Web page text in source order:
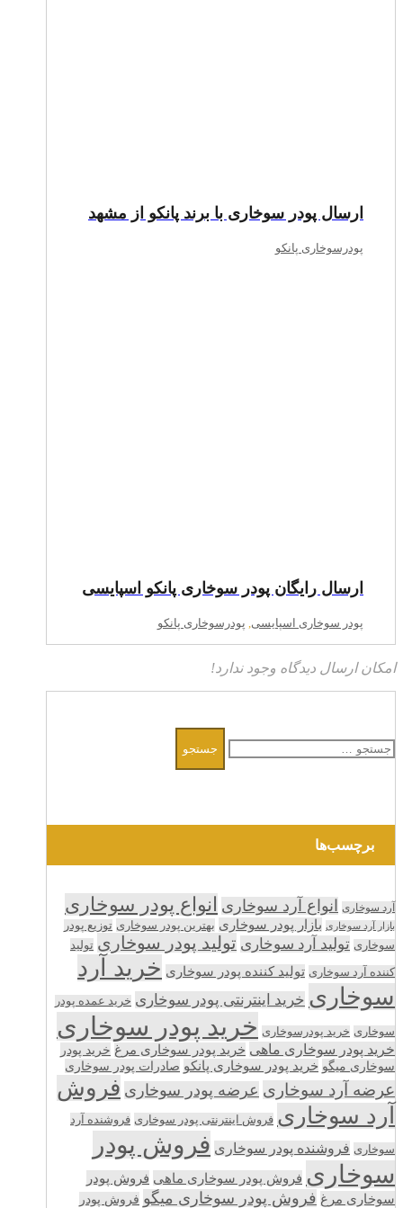
ارسال پودر سوخاری با برند پانکو از مشهد
پودرسوخاری پانکو
ارسال رایگان پودر سوخاری پانکو اسپایسی
پودر سوخاری اسپایسی پودرسوخاری پانکو
امکان ارسال دیدگاه وجود ندارد!
برای:
برچسب‌ها
آرد سوخاری انواع آرد سوخاری انواع پودر سوخاری
بازار آرد سوخاری بازار پودر سوخاری بهترین پودر سوخاری توزیع پودر
سوخاری تولید آرد سوخاری تولید پودر سوخاری تولید
کننده آرد سوخاری تولید کننده پودر سوخاری خرید آرد
سوخاری خرید اینترنتی پودر سوخاری خرید عمده پودر
سوخاری خرید پودرسوخاری خرید پودر سوخاری
خرید پودر سوخاری ماهی خرید پودر سوخاری مرغ خرید پودر
سوخاری میگو خرید پودر سوخاری پانکو صادرات پودر سوخاری
عرضه آرد سوخاری عرضه پودر سوخاری فروش
آرد سوخاری فروش اینترنتی پودر سوخاری فروشنده آرد
سوخاری فروشنده پودر سوخاری فروش پودر
سوخاری فروش پودر سوخاری ماهی فروش پودر
سوخاری مرغ فروش پودر سوخاری میگو فروش پودر